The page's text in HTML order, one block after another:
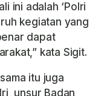
ini adalah ‘Polri
kegiatan yang
dapat
kata Sigit.
itu juga
unsur Badan